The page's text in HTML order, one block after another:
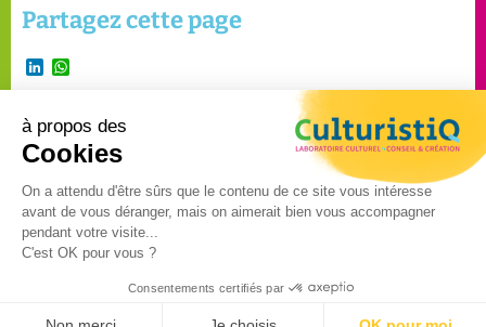
Partagez cette page
LinkedIn
Suivre Culturistiq
©2024 – CulturistiQ – Tous
droits réservés –Mentions
à propos des
Cookies
On a attendu d'être sûrs que le contenu de ce site vous intéresse
avant de vous déranger, mais on aimerait bien vous accompagner
pendant votre visite...
C'est OK pour vous ?
Consentements certifiés par